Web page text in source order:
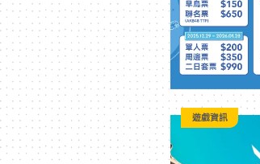
漫
二
次
遊戲資訊